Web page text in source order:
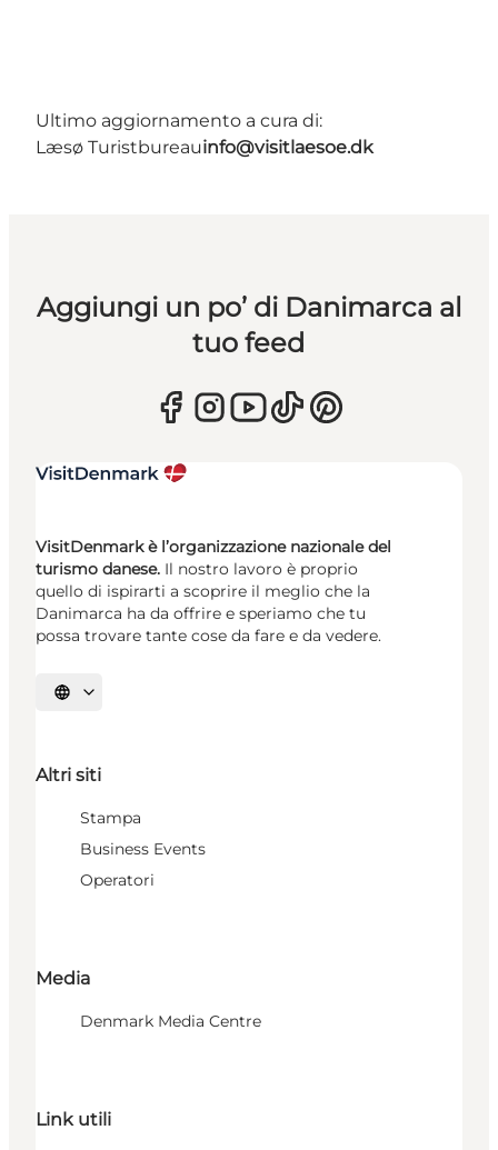
Ultimo aggiornamento a cura di:
Læsø Turistbureauinfo@visitlaesoe.dk
Aggiungi un po’ di Danimarca al
tuo feed
VisitDenmark è l’organizzazione nazionale del
turismo danese. Il nostro lavoro è proprio
quello di ispirarti a scoprire il meglio che la
Danimarca ha da offrire e speriamo che tu
possa trovare tante cose da fare e da vedere.
Seleziona la lingua
Altri siti
Stampa
Business Events
Operatori
Media
Denmark Media Centre
Link utili